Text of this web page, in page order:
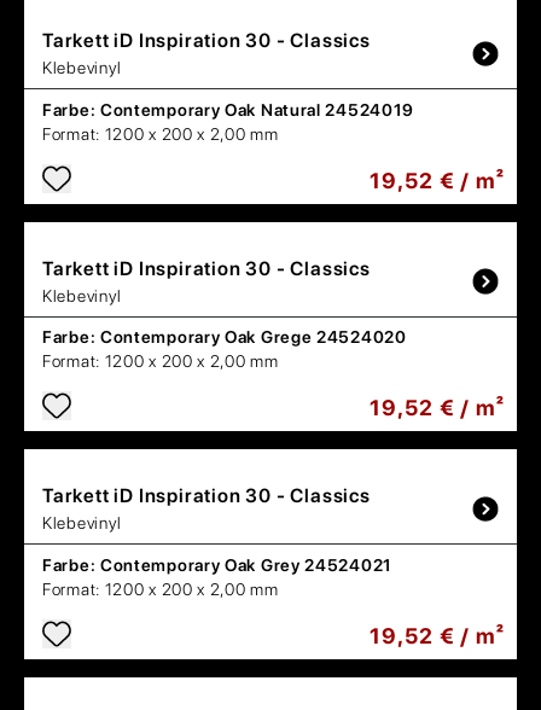
Tarkett iD Inspiration 30 - Classics
Klebevinyl
Farbe: Contemporary Oak Natural 24524019
Format: 1200 x 200 x 2,00 mm
19,52 € / m²
Tarkett iD Inspiration 30 - Classics
Klebevinyl
Farbe: Contemporary Oak Grege 24524020
Format: 1200 x 200 x 2,00 mm
19,52 € / m²
Tarkett iD Inspiration 30 - Classics
Klebevinyl
Farbe: Contemporary Oak Grey 24524021
Format: 1200 x 200 x 2,00 mm
19,52 € / m²